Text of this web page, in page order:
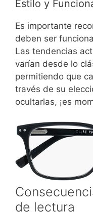
Estilo y
Es importante
deben ser
Las tendencias
varían desde lo
permitiendo que
través de su
ocultarlas, ¡es
de lectura